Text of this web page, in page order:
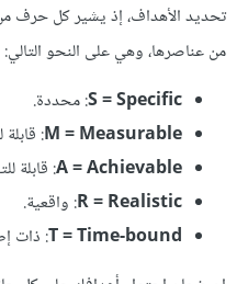
من عناصرها، وهي على النحو التالي:
S = Specific: محددة.
M = Measurable
:
A = Achievable: قابلة
R = Realistic: واقعية.
T = Time-bound: ذات